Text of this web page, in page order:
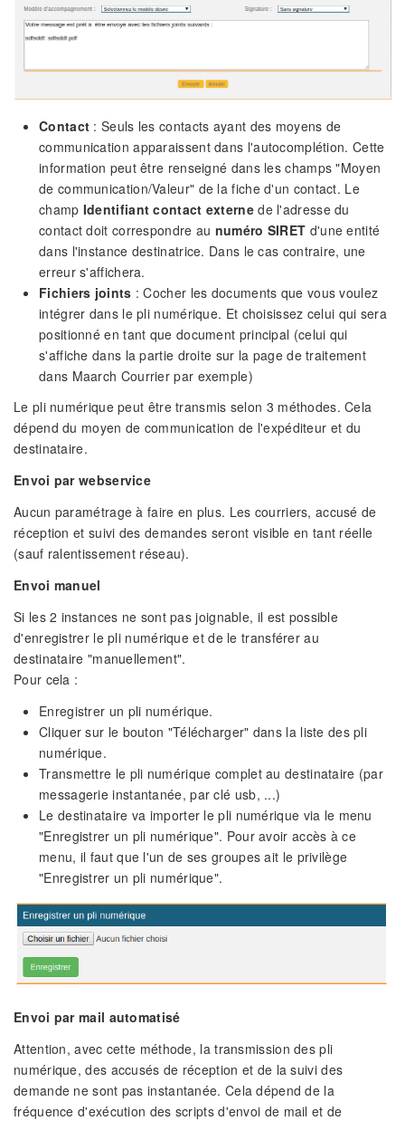
Contact : Seuls les contacts ayant des moyens de
communication apparaissent dans l'autocomplétion. Cette
information peut être renseigné dans les champs "Moyen
de communication/Valeur" de la fiche d'un contact. Le
champ Identifiant contact externede l'adresse du
contact doit correspondre au numéro SIRET d'une entité
dans l'instance destinatrice. Dans le cas contraire, une
erreur s'affichera.
Fichiers joints : Cocher les documents que vous voulez
intégrer dans le pli numérique. Et choisissez celui qui sera
positionné en tant que document principal (celui qui
s'affiche dans la partie droite sur la page de traitement
dans Maarch Courrier par exemple)
Le pli numérique peut être transmis selon 3 méthodes. Cela
dépend du moyen de communication de l'expéditeur et du
destinataire.
Envoi par webservice
Aucun paramétrage à faire en plus. Les courriers, accusé de
réception et suivi des demandes seront visible en tant réelle
(sauf ralentissement réseau).
Envoi manuel
Si les 2 instances ne sont pas joignable, il est possible
d'enregistrer le pli numérique et de le transférer au
destinataire "manuellement".
Pour cela :
Enregistrer un pli numérique.
Cliquer sur le bouton "Télécharger" dans la liste des pli
numérique.
Transmettre le pli numérique complet au destinataire (par
messagerie instantanée, par clé usb, ...)
Le destinataire va importer le pli numérique via le menu
"Enregistrer un pli numérique". Pour avoir accès à ce
menu, il faut que l'un de ses groupes ait le privilège
"Enregistrer un pli numérique".
Envoi par mail automatisé
Attention, avec cette méthode, la transmission des pli
numérique, des accusés de réception et de la suivi des
demande ne sont pas instantanée. Cela dépend de la
fréquence d'exécution des scripts d'envoi de mail et de